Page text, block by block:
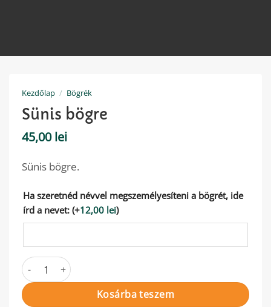
Kezdőlap / Bögrék
Sünis bögre
45,00lei
Sünis bögre.
Ha szeretnéd névvel megszemélyesíteni a bögrét, ide
írd a nevet: (+12,00 lei)
Sünis bögre mennyiség
Kosárba teszem